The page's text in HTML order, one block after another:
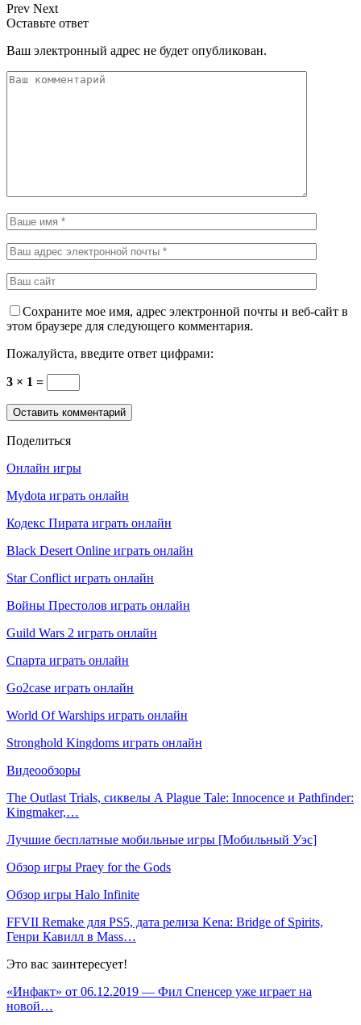
Prev Next
Оставьте ответ
Ваш электронный адрес не будет опубликован.
Сохраните мое имя, адрес электронной почты и веб-сайт в
этом браузере для следующего комментария.
Пожалуйста, введите ответ цифрами:
3 × 1 =
Поделиться
Онлайн игры
Mydota играть онлайн
Кодекс Пирата играть онлайн
Black Desert Online играть онлайн
Star Conflict играть онлайн
Войны Престолов играть онлайн
Guild Wars 2 играть онлайн
Спарта играть онлайн
Go2case играть онлайн
World Of Warships играть онлайн
Stronghold Kingdoms играть онлайн
Видеообзоры
The Outlast Trials, сиквелы A Plague Tale: Innocence и Pathfinder:
Kingmaker,…
Лучшие бесплатные мобильные игры [Мобильный Уэс]
Обзор игры Praey for the Gods
Обзор игры Halo Infinite
FFVII Remake для PS5, дата релиза Kena: Bridge of Spirits,
Генри Кавилл в Mass…
Это вас заинтересует!
«Инфакт» от 06.12.2019 — Фил Спенсер уже играет на
новой…